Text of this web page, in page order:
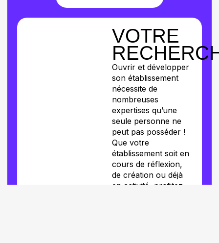
VOTRE
Ouvrir et développer
son établissement
nécessite de
nombreuses
expertises qu’une
seule personne ne
peut pas posséder !
Que votre
établissement soit en
cours de réflexion,
de création ou déjà
en activité, profitez